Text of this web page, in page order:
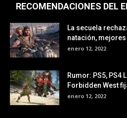
RECOMENDACIONES DEL
La secuela
natación,
enero 12, 2022
Rumor: PS5, PS4
Forbidden West
enero 12, 2022